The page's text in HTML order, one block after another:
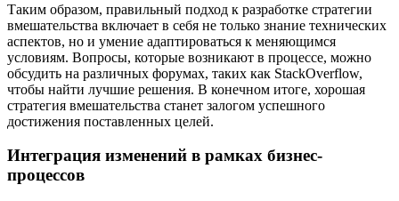
Таким образом, правильный подход к разработке стратегии
вмешательства включает в себя не только знание технических
аспектов, но и умение адаптироваться к меняющимся
условиям. Вопросы, которые возникают в процессе, можно
обсудить на различных форумах, таких как StackOverflow,
чтобы найти лучшие решения. В конечном итоге, хорошая
стратегия вмешательства станет залогом успешного
достижения поставленных целей.
Интеграция изменений в рамках бизнес-
процессов